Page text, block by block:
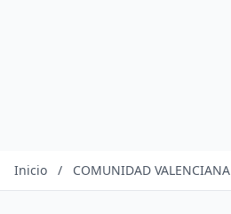
Inicio / COMUNIDAD VALENCIANA